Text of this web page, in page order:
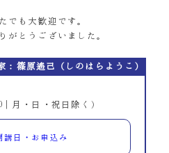
でも大歓迎です。
がとうございました。
：篠原遙己（しのはらようこ）
｜月・日・祝日除く）
講日・お申込み